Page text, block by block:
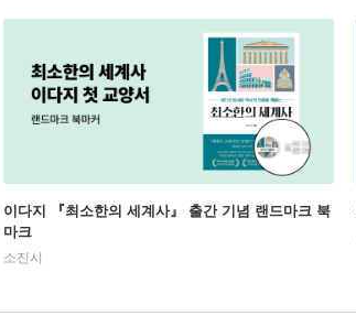
이다지 『최소한의 세계사』 출간 기념 랜드마크 북
마크
소진시